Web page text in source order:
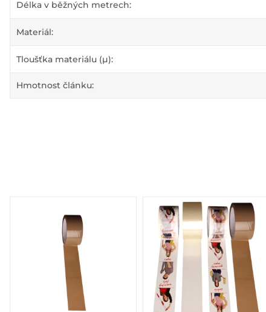
Délka v běžných metrech:
Materiál:
Tloušťka materiálu (µ):
Hmotnost článku: